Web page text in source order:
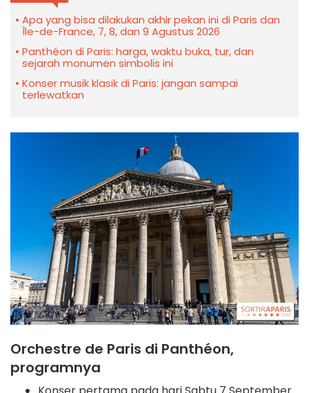
Apa yang bisa dilakukan akhir pekan ini di Paris dan
Île-de-France, 7, 8, dan 9 Agustus 2026
Panthéon di Paris: harga, waktu buka, tur, dan
sejarah monumen simbolis ini
Konser musik klasik di Paris: jangan sampai
terlewatkan
Orchestre de Paris di Panthéon,
programnya